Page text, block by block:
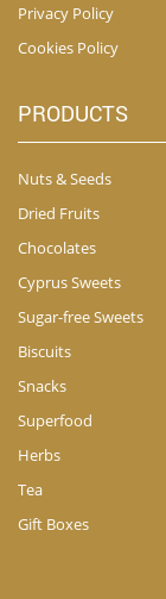
Privacy Policy
Cookies Policy
PRODUCTS
Nuts & Seeds
Dried Fruits
Chocolates
Cyprus Sweets
Sugar-free Sweets
Biscuits
Snacks
Superfood
Herbs
Tea
Gift Boxes